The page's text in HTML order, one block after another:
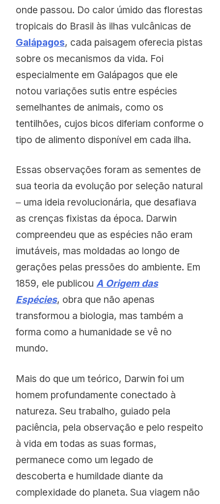
onde passou. Do calor úmido das florestas
tropicais do Brasil às ilhas vulcânicas de
Galápagos, cada paisagem oferecia pistas
sobre os mecanismos da vida. Foi
especialmente em Galápagos que ele
notou variações sutis entre espécies
semelhantes de animais, como os
tentilhões, cujos bicos diferiam conforme o
tipo de alimento disponível em cada ilha.
Essas observações foram as sementes de
sua teoria da evolução por seleção natural
‒ uma ideia revolucionária, que desafiava
as crenças fixistas da época. Darwin
compreendeu que as espécies não eram
imutáveis, mas moldadas ao longo de
gerações pelas pressões do ambiente. Em
1859, ele publicouA Origem das
Espécies, obra que não apenas
transformou a biologia, mas também a
forma como a humanidade se vê no
mundo.
Mais do que um teórico, Darwin foi um
homem profundamente conectado à
natureza. Seu trabalho, guiado pela
paciência, pela observação e pelo respeito
à vida em todas as suas formas,
permanece como um legado de
descoberta e humildade diante da
complexidade do planeta. Sua viagem não